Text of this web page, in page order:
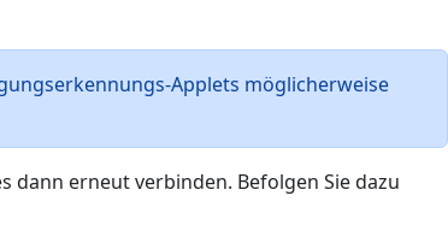
Applets möglicherweise
dann erneut verbinden. Befolgen Sie dazu